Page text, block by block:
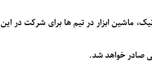
ماشین ابزار در تیم ها برای شرکت در این
صادر خواهد شد.